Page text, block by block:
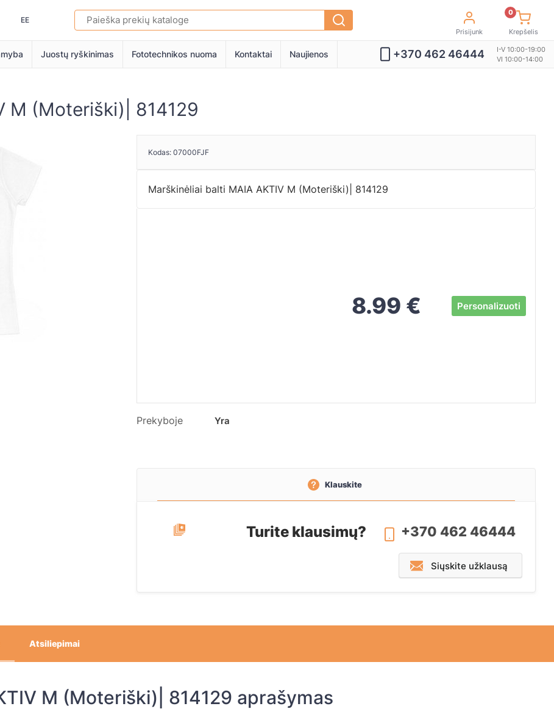
EE
Prisijunk Krepšelis
0
Juostų ryškinimas Fototechnikos nuoma Kontaktai Naujienos +370 462 46444
I-V 10:00-19:00
VI 10:00-14:00
M (Moteriški)| 814129
Kodas:07000FJF
Marškinėliai balti MAIA AKTIV M (Moteriški)| 814129
8.99 € Personalizuoti
Prekyboje Yra
Klauskite
Turite klausimų? +370 462 46444
Siųskite užklausą
Atsiliepimai
M (Moteriški)| 814129 aprašymas